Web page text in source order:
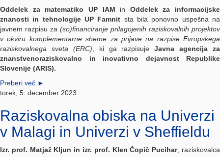
Oddelek za matematiko UP IAM in Oddelek za informacijske
znanosti in tehnologije UP Famnit sta bila ponovno uspešna na
javnem razpisu za (so)financiranje prilagojenih raziskovalnih projektov
v okviru komplementarne sheme za prijave na razpise Evropskega
raziskovalnega sveta (ERC) , ki ga razpisujeJavna agencija za
znanstvenoraziskovalno in inovativno dejavnost Republike
Slovenije (ARIS).
Preberi več ►
torek, 5. december 2023
Raziskovalna obiska na Univerzi
v Malagi in Univerzi v Sheffieldu
Izr. prof. Matjaž Kljun in izr. prof. Klen Čopič Pucihar, raziskovalca